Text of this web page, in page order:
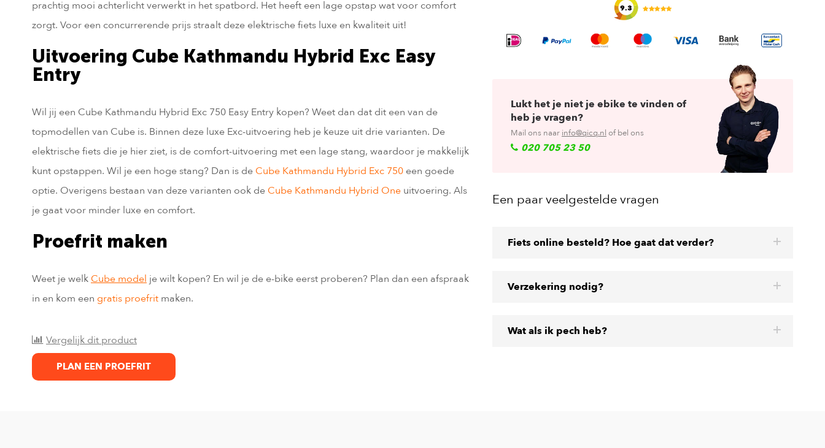
prachtig mooi achterlicht verwerkt in het spatbord. Het heeft een lage opstap wat voor comfort
zorgt. Voor een concurrerende prijs straalt deze elektrische fiets luxe en kwaliteit uit!
Uitvoering Cube Kathmandu Hybrid Exc Easy
Entry
Wil jij een Cube Kathmandu Hybrid Exc 750 Easy Entry kopen? Weet dan dat dit een van de
topmodellen van Cube is. Binnen deze luxe Exc-uitvoering heb je keuze uit drie varianten. De
elektrische fiets die je hier ziet, is de comfort-uitvoering met een lage stang, waardoor je makkelijk
kunt opstappen. Wil je een hoge stang? Dan is de Cube Kathmandu Hybrid Exc 750 een goede
optie. Overigens bestaan van deze varianten ook de Cube Kathmandu Hybrid One uitvoering. Als
je gaat voor minder luxe en comfort.
Proefrit maken
Weet je welk Cube model je wilt kopen? En wil je de e-bike eerst proberen? Plan dan een afspraak
in en kom een gratis proefrit maken.
Vergelijk dit product
PLAN EEN PROEFRIT
9.3
Lukt het je niet je ebike te vinden of
heb je vragen?
Mail ons naar info@qicq.nl of bel ons
020 705 23 50
Een paar veelgestelde vragen
Fiets online besteld? Hoe gaat dat verder?
Verzekering nodig?
Wat als ik pech heb?